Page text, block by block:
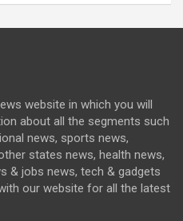
website in which you will
about all the segments such
news, sports news,
states news, health news,
& jobs news, tech & gadgets
our website for all the latest